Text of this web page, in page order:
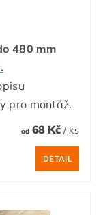
480 mm
pro montáž.
od68 Kč / ks
DETAIL